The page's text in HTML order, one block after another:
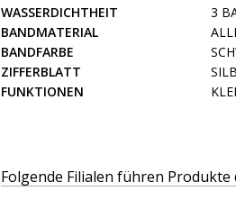
WASSERDICHTHEIT
3
BANDMATERIAL
BANDFARBE
ZIFFERBLATT
FUNKTIONEN
Folgende Filialen führen Produkte